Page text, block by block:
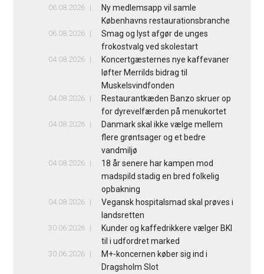
06.08.2026
Ny medlemsapp vil samle
Københavns restaurationsbranche
06.08.2026
Smag og lyst afgør de unges
frokostvalg ved skolestart
04.08.2026
Koncertgæsternes nye kaffevaner
løfter Merrilds bidrag til
Muskelsvindfonden
04.08.2026
Restaurantkæden Banzo skruer op
for dyrevelfærden på menukortet
04.08.2026
Danmark skal ikke vælge mellem
flere grøntsager og et bedre
vandmiljø
04.08.2026
18 år senere har kampen mod
madspild stadig en bred folkelig
opbakning
04.08.2026
Vegansk hospitalsmad skal prøves i
landsretten
30.06.2026
Kunder og kaffedrikkere vælger BKI
til i udfordret marked
30.06.2026
M+-koncernen køber sig ind i
Dragsholm Slot